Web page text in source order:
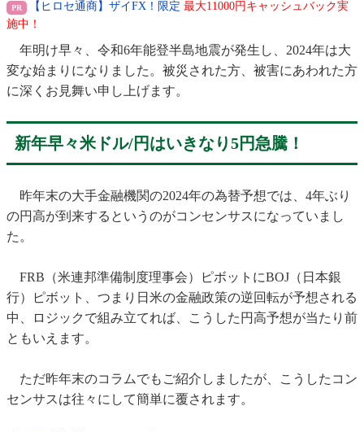
【ヒロセ通商】ザイFX！限定 最大11000円キャッシュバック実
施中！
年明け早々、令和6年能登半島地震が発生し、2024年は大
変な始まりになりました。被災された方、被害にあわれた方
に深くお見舞い申し上げます。
新年早々米ドル/円はいきなり5円急騰！
昨年末の大手金融機関の2024年の為替予想では、4年ぶり
の円高が到来するというのがコンセンサスになっていまし
た。
FRB（米連邦準備制度理事会）ピボットにBOJ（日本銀
行）ピボット、つまり日米の金融政策の逆回転が予想される
中、ロジックで組み立てれば、こうした円高予想が当たり前
ともいえます。
ただ昨年末のコラムでもご紹介しましたが、こうしたコン
センサスは往々にして簡単に覆されます。